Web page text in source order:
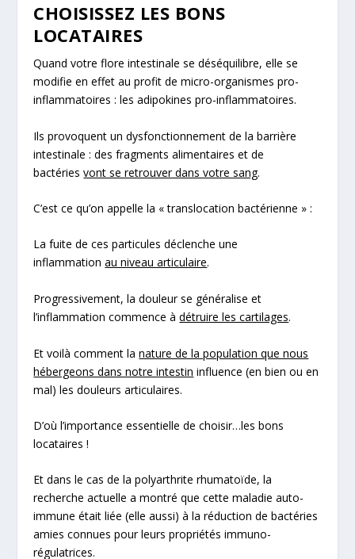
CHOISISSEZ LES BONS
LOCATAIRES
Quand votre flore intestinale se déséquilibre, elle se
modifie en effet au profit de micro-organismes pro-
inflammatoires : lesadipokines pro-inflammatoires.
Ils provoquent un dysfonctionnement de la barrière
intestinale : des fragments alimentaires et de
bactériesvont se retrouver dans votre sang.
C’est ce qu’on appelle la « translocation bactérienne » :
La fuite de ces particules déclenche une
inflammationau niveau articulaire.
Progressivement, la douleur se généralise et
l’inflammation commence àdétruire les cartilages.
Et voilà comment lanature de la population que nous
hébergeons dans notre intestin influence (en bien ou en
mal) les douleurs articulaires.
D’où l’importance essentielle de choisir…les bons
locataires!
Et dans le cas de lapolyarthrite rhumatoïde, la
recherche actuelle a montré que cette maladie auto-
immune était liée (elle aussi) à la réduction de bactéries
amies connues pour leurs propriétés immuno-
régulatrices.